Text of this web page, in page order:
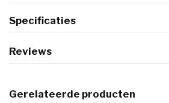
Specificaties
Reviews
Gerelateerde producten